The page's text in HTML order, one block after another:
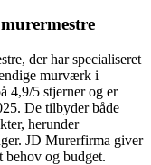
der har specialiseret
murværk i
4,9/5 stjerner og er
De tilbyder både
herunder
JD Murerfirma giver
behov og budget.